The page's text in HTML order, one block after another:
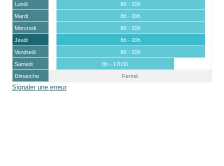
Lundi
8h - 20h
Mardi
8h - 20h
Mercredi
8h - 20h
Jeudi
8h - 20h
Vendredi
8h - 20h
Samedi
8h - 17h30
Dimanche
Fermé
Signaler une erreur